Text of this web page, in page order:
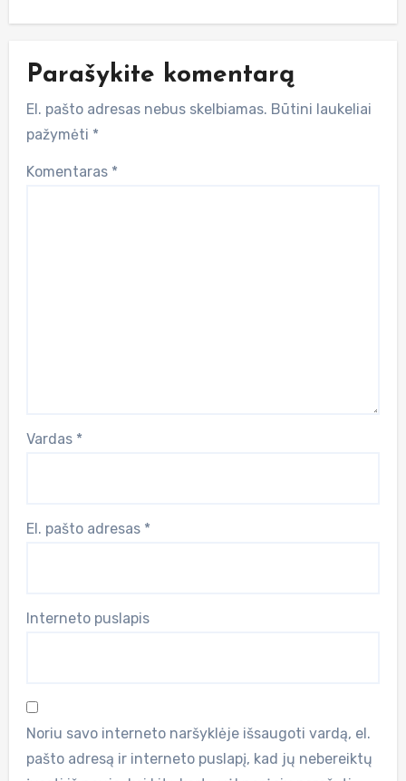
Parašykite komentarą
El. pašto adresas nebus skelbiamas. Būtini laukeliai
pažymėti *
Komentaras *
Vardas *
El. pašto adresas *
Interneto puslapis
Noriu savo interneto naršyklėje išsaugoti vardą, el.
pašto adresą ir interneto puslapį, kad jų nebereiktų